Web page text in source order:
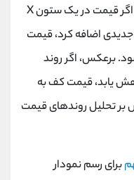
انجام می‌ شود. این بدان معناست که اگر قیمت در یک ستون X
تا حدی افزایش یابد که بتوان ستون X جدیدی اضافه کرد، قیمت
برعکس، اگر روند
یابد، قیمت کف به
تحلیل روندهای قیمت
برای رسم نمودار